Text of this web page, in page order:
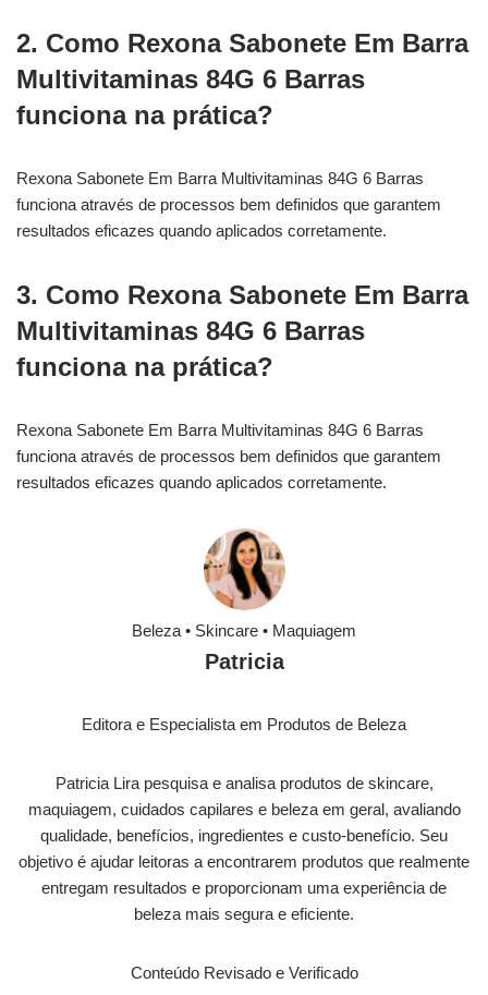
2. Como Rexona Sabonete Em Barra
Multivitaminas 84G 6 Barras
funciona na prática?
Rexona Sabonete Em Barra Multivitaminas 84G 6 Barras
funciona através de processos bem definidos que garantem
resultados eficazes quando aplicados corretamente.
3. Como Rexona Sabonete Em Barra
Multivitaminas 84G 6 Barras
funciona na prática?
Rexona Sabonete Em Barra Multivitaminas 84G 6 Barras
funciona através de processos bem definidos que garantem
resultados eficazes quando aplicados corretamente.
Beleza • Skincare • Maquiagem
Patricia
Editora e Especialista em Produtos de Beleza
Patricia Lira pesquisa e analisa produtos de skincare,
maquiagem, cuidados capilares e beleza em geral, avaliando
qualidade, benefícios, ingredientes e custo-benefício. Seu
objetivo é ajudar leitoras a encontrarem produtos que realmente
entregam resultados e proporcionam uma experiência de
beleza mais segura e eficiente.
Conteúdo Revisado e Verificado